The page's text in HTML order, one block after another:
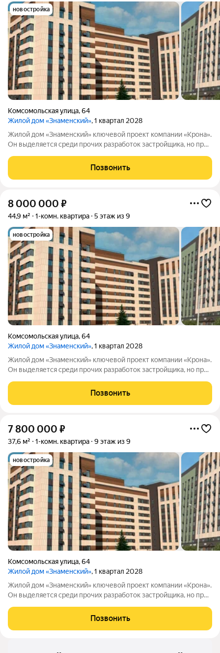
новостройка
Комсомольская улица,64
Жилой дом «Знаменский», 1 квартал 2028
Жилой дом «Знаменский» ключевой проект компании «Крона».
Он выделяется среди прочих разработок застройщика, но при
в одной из самых удачных зон ХантыМансийска. В шаговой
Позвонить
8 000 000 ₽
44,9 м² 1-комн. квартира 5 этаж из 9
новостройка
Комсомольская улица,64
Жилой дом «Знаменский», 1 квартал 2028
Жилой дом «Знаменский» ключевой проект компании «Крона».
Он выделяется среди прочих разработок застройщика, но при
расположен в одной из самых удачных зон ХантыМансийска. В
Позвонить
7 800 000 ₽
37,6 м² 1-комн. квартира 9 этаж из 9
новостройка
Комсомольская улица,64
Жилой дом «Знаменский», 1 квартал 2028
Жилой дом «Знаменский» ключевой проект компании «Крона».
Он выделяется среди прочих разработок застройщика, но при
расположен в одной из самых удачных зон ХантыМансийска в
центре города, где в шаговой
Позвонить